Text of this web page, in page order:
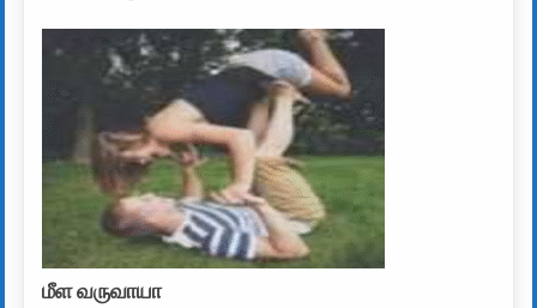
மீள வருவாயா